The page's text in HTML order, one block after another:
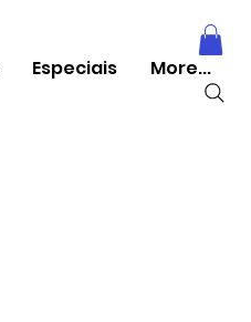
Especiais More...